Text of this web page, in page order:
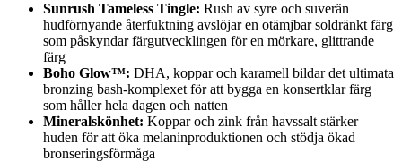
Sunrush Tameless Tingle: Rush av syre och suverän
hudförnyande återfuktning avslöjar en otämjbar soldränkt färg
som påskyndar färgutvecklingen för en mörkare, glittrande
färg
Boho Glow™: DHA, koppar och karamell bildar det ultimata
bronzing bash-komplexet för att bygga en konsertklar färg
som håller hela dagen och natten
Mineralskönhet: Koppar och zink från havssalt stärker
huden för att öka melaninproduktionen och stödja ökad
bronseringsförmåga